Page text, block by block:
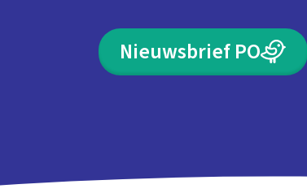
Nieuwsbrief PO